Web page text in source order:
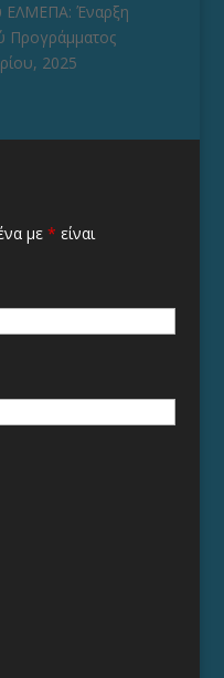
ΕΛΜΕΠΑ: Έναρξη
Προγράμματος
2025
με * είναι